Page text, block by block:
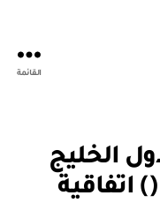
القائمة
الخليج
اتفاقية